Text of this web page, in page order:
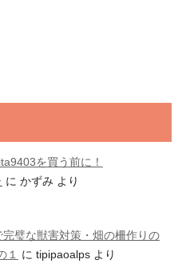
を買う前に！
に かずみ より
璧な獣害対策・畑の柵作りの
１ に tipipaoalpsより